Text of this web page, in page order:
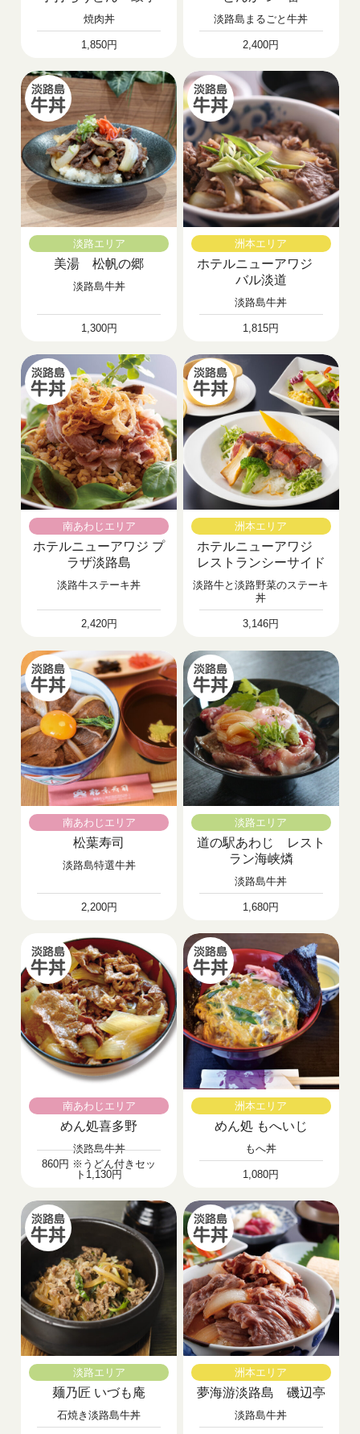
焼肉丼
1,850円
淡路島まるごと牛丼
2,400円
淡路エリア
美湯 松帆の郷
淡路島牛丼
1,300円
洲本エリア
ホテルニューアワジ
バル淡道
淡路島牛丼
1,815円
南あわじエリア
ホテルニューアワジ プ
ラザ淡路島
淡路牛ステーキ丼
2,420円
洲本エリア
ホテルニューアワジ
レストランシーサイド
淡路牛と淡路野菜のステーキ
丼
3,146円
南あわじエリア
松葉寿司
淡路島特選牛丼
2,200円
淡路エリア
道の駅あわじ レスト
ラン海峡燐
淡路島牛丼
1,680円
南あわじエリア
めん処喜多野
淡路島牛丼
860円 ※うどん付きセッ
ト1,130円
洲本エリア
めん処 もへいじ
もへ丼
1,080円
淡路エリア
麺乃匠 いづも庵
石焼き淡路島牛丼
洲本エリア
夢海游淡路島 磯辺亭
淡路島牛丼